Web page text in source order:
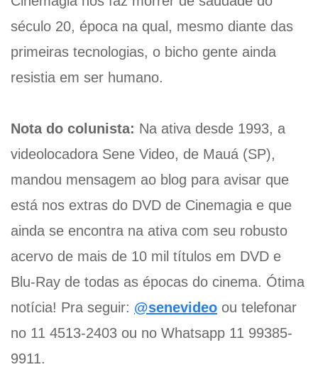
século 20, época na qual, mesmo diante das
primeiras tecnologias, o bicho gente ainda
resistia em ser humano.
Nota do colunista: Na ativa desde 1993, a
videolocadora Sene Video, de Mauá (SP),
mandou mensagem ao blog para avisar que
está nos extras do DVD de Cinemagia e que
ainda se encontra na ativa com seu robusto
acervo de mais de 10 mil títulos em DVD e
Blu-Ray de todas as épocas do cinema. Ótima
notícia! Pra seguir: @senevideo ou telefonar
no 11 4513-2403 ou no Whatsapp 11 99385-
9911.